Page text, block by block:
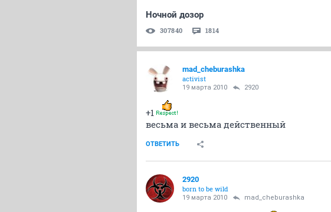
Ночной дозор
307840 1814
mad_cheburashka
activist
19 марта 2010 2920
+1
весьма и весьма действенный
ОТВЕТИТЬ
2920
born to be wild
19 марта 2010 mad_cheburashka